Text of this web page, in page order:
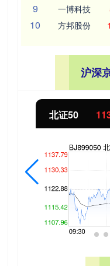
9 一博科技
10 方邦股份
沪深
北证50